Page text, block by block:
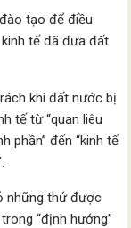
tạo để điều
tế đã đưa đất
khi đất nước bị
tế từ “quan liêu
phần” đến “kinh tế
những thứ được
“định hướng”